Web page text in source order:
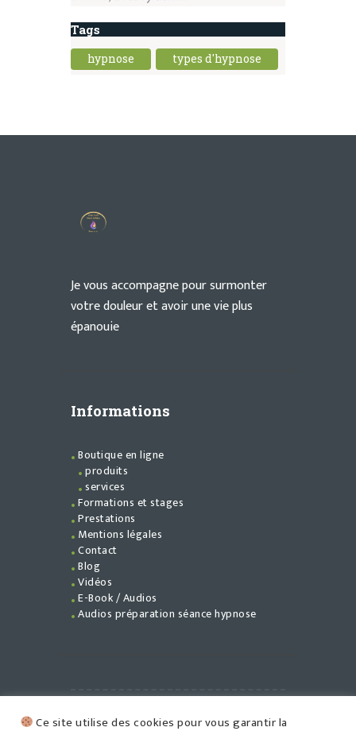
Tags
hypnose types d'hypnose
Je vous accompagne pour surmonter
votre douleur et avoir une vie plus
épanouie
Informations
Boutique en ligne
produits
services
Formations et stages
Prestations
Mentions légales
Contact
Blog
Vidéos
E-Book / Audios
Audios préparation séance hypnose
Flamme En Soi
Ce site utilise des cookies pour vous garantir la